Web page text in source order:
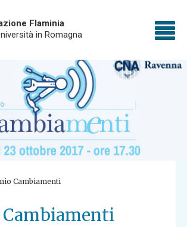
Flaminia
in Romagna
Cambiamenti